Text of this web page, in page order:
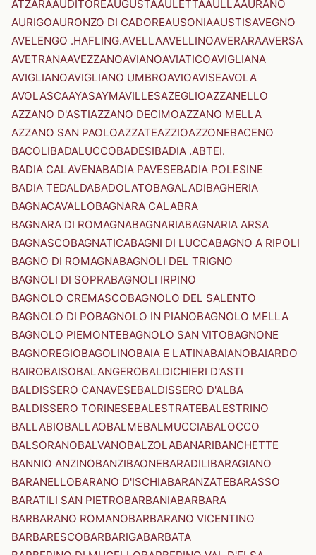
ATZARAAUDITOREAUGUSTAAULETTAAULLAAURANO
AURIGOAURONZO DI CADOREAUSONIAAUSTISAVEGNO
AVELENGO .HAFLING.AVELLAAVELLINOAVERARAAVERSA
AVETRANAAVEZZANOAVIANOAVIATICOAVIGLIANA
AVIGLIANOAVIGLIANO UMBROAVIOAVISEAVOLA
AVOLASCAAYASAYMAVILLESAZEGLIOAZZANELLO
AZZANO D'ASTIAZZANO DECIMOAZZANO MELLA
AZZANO SAN PAOLOAZZATEAZZIOAZZONEBACENO
BACOLIBADALUCCOBADESIBADIA .ABTEI.
BADIA CALAVENABADIA PAVESEBADIA POLESINE
BADIA TEDALDABADOLATOBAGALADIBAGHERIA
BAGNACAVALLOBAGNARA CALABRA
BAGNARA DI ROMAGNABAGNARIABAGNARIA ARSA
BAGNASCOBAGNATICABAGNI DI LUCCABAGNO A RIPOLI
BAGNO DI ROMAGNABAGNOLI DEL TRIGNO
BAGNOLI DI SOPRABAGNOLI IRPINO
BAGNOLO CREMASCOBAGNOLO DEL SALENTO
BAGNOLO DI POBAGNOLO IN PIANOBAGNOLO MELLA
BAGNOLO PIEMONTEBAGNOLO SAN VITOBAGNONE
BAGNOREGIOBAGOLINOBAIA E LATINABAIANOBAIARDO
BAIROBAISOBALANGEROBALDICHIERI D'ASTI
BALDISSERO CANAVESEBALDISSERO D'ALBA
BALDISSERO TORINESEBALESTRATEBALESTRINO
BALLABIOBALLAOBALMEBALMUCCIABALOCCO
BALSORANOBALVANOBALZOLABANARIBANCHETTE
BANNIO ANZINOBANZIBAONEBARADILIBARAGIANO
BARANELLOBARANO D'ISCHIABARANZATEBARASSO
BARATILI SAN PIETROBARBANIABARBARA
BARBARANO ROMANOBARBARANO VICENTINO
BARBARESCOBARBARIGABARBATA